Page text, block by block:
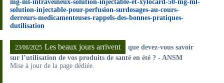
mg-ml-intraveineux-solution-injectable-et-xylocard-50-mg-ml-
solution-injectable-pour-perfusion-surdosages-au-cours-
derreurs-medicamenteuses-rappels-des-bonnes-pratiques-
dutilisation
23/06/2025 Les beaux jours arrivent
que devez-vous savoir
sur l’utilisation de vos produits de santé en été ? - ANSM
Mise à jour de la page dédiée.